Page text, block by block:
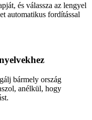
és válassza az lengyel
automatikus fordítással
bármely ország
anélkül, hogy